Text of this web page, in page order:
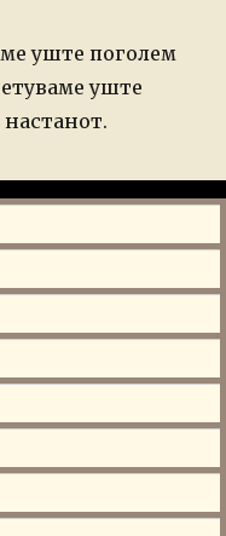
уште поголем
уште